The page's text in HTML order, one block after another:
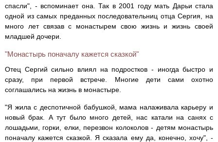
спасли", - вспоминает она. Так в 2001 году мать Дарьи стала
одной из самых преданных последовательниц отца Сергия, на
много лет связав с монастырем свою жизнь и жизнь своей
младшей дочери.
"Монастырь поначалу кажется сказкой"
Отец Сергий сильно влиял на подростков - иногда быстро и
сразу, при первой встрече. Многие дети сами охотно
соглашались на жизнь в монастыре.
"Я жила с деспотичной бабушкой, мама налаживала карьеру и
новый брак. А тут было много детей, нас катали на санях с
лошадьми, горки, елки, перезвон колоколов - детям монастырь
поначалу кажется сказкой. Я сказала ему да, конечно, хочу", -